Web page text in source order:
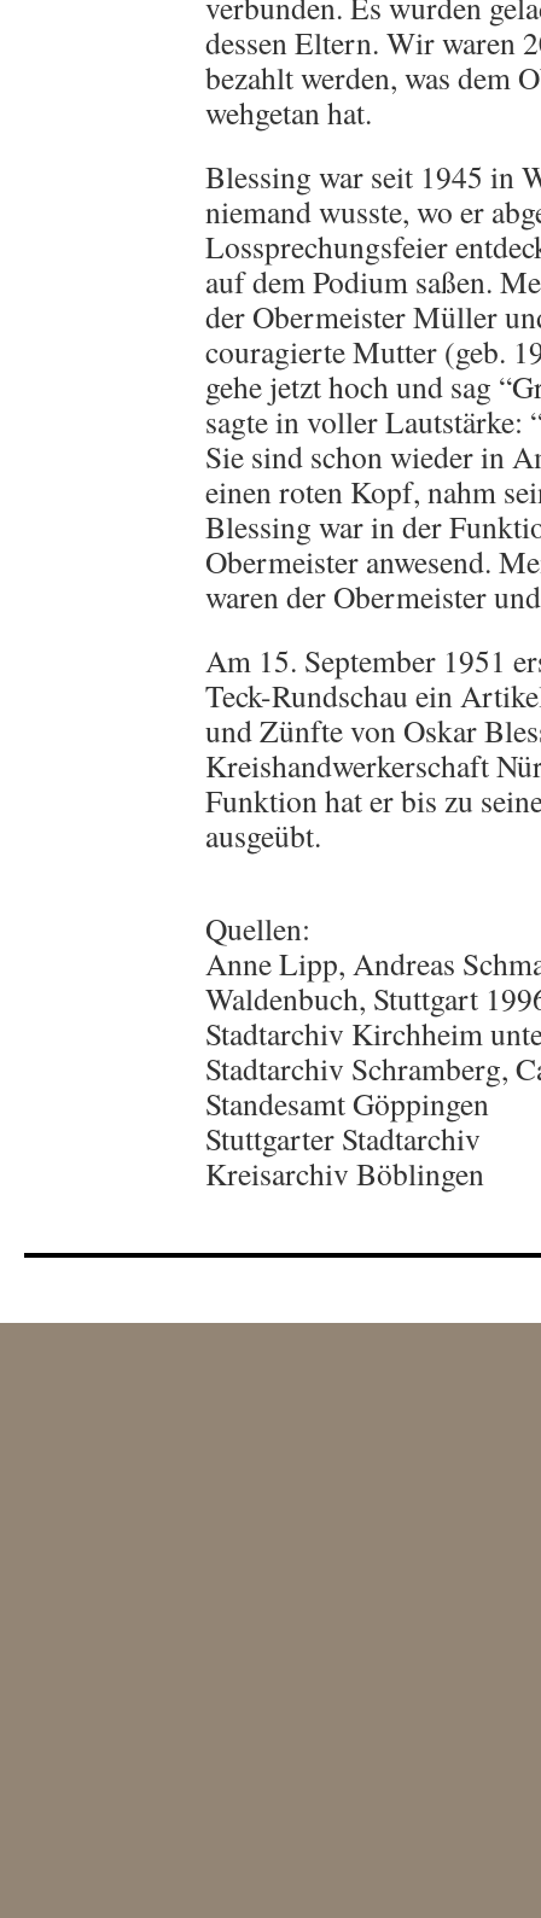
dessen Eltern. Wir waren
bezahlt werden, was dem
wehgetan hat.
Blessing war seit 1945 in
niemand wusste, wo er
Lossprechungsfeier
auf dem Podium saßen.
der Obermeister Müller
couragierte Mutter (geb.
gehe jetzt hoch und sag
sagte in voller Lautstärke:
Sie sind schon wieder in
einen roten Kopf, nahm
Blessing war in der
Obermeister anwesend.
waren der Obermeister
Am 15. September 1951
Teck-Rundschau ein
und Zünfte von Oskar
Kreishandwerkerschaft
Funktion hat er bis zu
ausgeübt.
Quellen:
Anne Lipp, Andreas
Waldenbuch, Stuttgart
Stadtarchiv Kirchheim
Stadtarchiv Schramberg,
Standesamt Göppingen
Stuttgarter Stadtarchiv
Kreisarchiv Böblingen